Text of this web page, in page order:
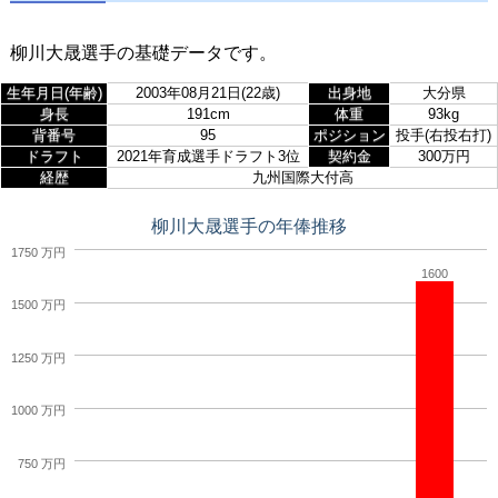
柳川大晟選手の基礎データです。
生年月日(年齢) 2003年08月21日(22歳) 出身地
大分県
身長
191cm 体重
93kg
背番号
95 ポジション
投手(右投右打)
ドラフト
2021年育成選手ドラフト3位 契約金
300万円
経歴
九州国際大付高
柳川大晟選手の年俸推移
1600
750 万円
1000 万円
1250 万円
1500 万円
1750 万円